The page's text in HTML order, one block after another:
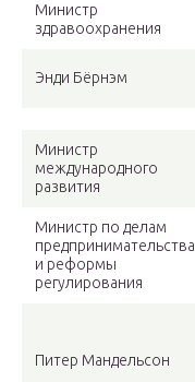
Министр
здравоохранения
Энди Бёрнэм
Министр
международного
развития
Министр по делам
предпринимательства
и реформы
регулирования
Питер Мандельсон